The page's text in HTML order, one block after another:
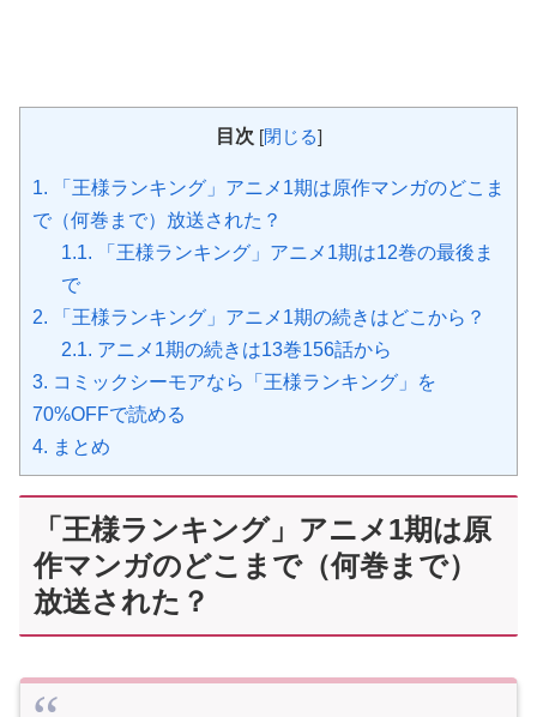
目次 [閉じる]
1. 「王様ランキング」アニメ1期は原作マンガのどこま
で（何巻まで）放送された？
1.1. 「王様ランキング」アニメ1期は12巻の最後ま
で
2. 「王様ランキング」アニメ1期の続きはどこから？
2.1. アニメ1期の続きは13巻156話から
3. コミックシーモアなら「王様ランキング」を
70%OFFで読める
4. まとめ
「王様ランキング」アニメ1期は原
作マンガのどこまで（何巻まで）
放送された？